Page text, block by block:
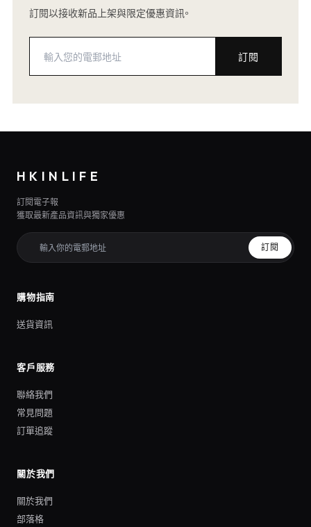
訂閱以接收新品上架與限定優惠資訊。
訂閱
HKINLIFE
訂閱電子報
獲取最新產品資訊與獨家優惠
訂閱
購物指南
送貨資訊
客戶服務
聯絡我們
常見問題
訂單追蹤
關於我們
關於我們
部落格